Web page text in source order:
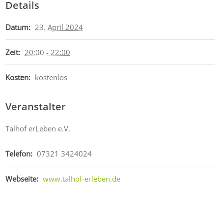
Details
Datum: 23. April 2024
Zeit: 20:00 - 22:00
Kosten: kostenlos
Veranstalter
Talhof erLeben e.V.
Telefon: 07321 3424024
Webseite: www.talhof-erleben.de